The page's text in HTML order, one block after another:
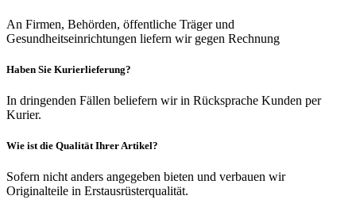
An Firmen, Behörden, öffentliche Träger und
Gesundheitseinrichtungen liefern wir gegen Rechnung
Haben Sie Kurierlieferung?
In dringenden Fällen beliefern wir in Rücksprache Kunden per
Kurier.
Wie ist die Qualität Ihrer Artikel?
Sofern nicht anders angegeben bieten und verbauen wir
Originalteile in Erstausrüsterqualität.